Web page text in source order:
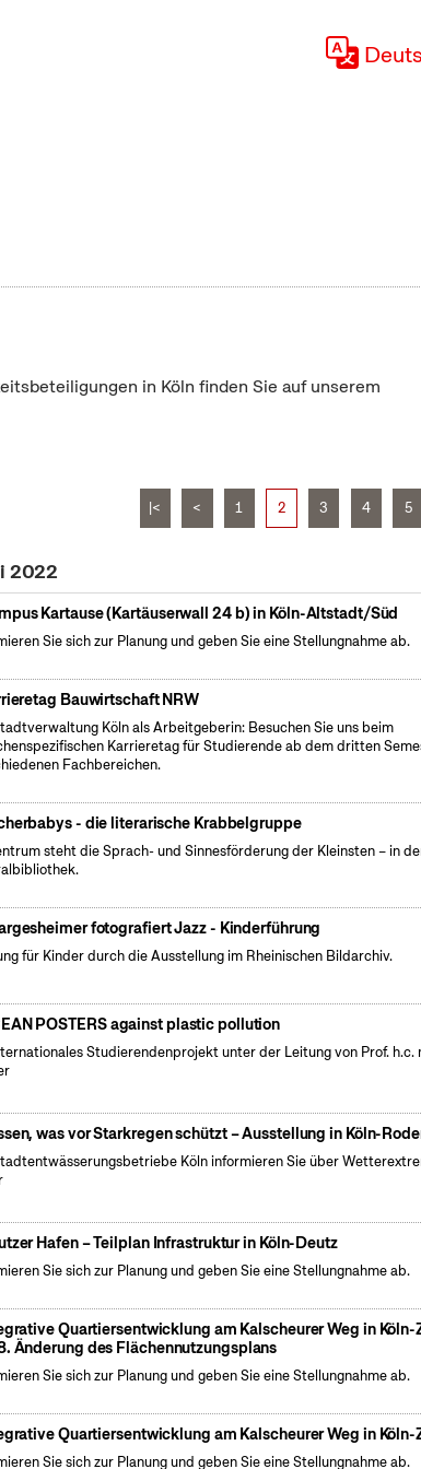
in Köln finden Sie auf unserem
|< < 1 2 3 4 5
2022
Kartause (Kartäuserwall 24 b) in Köln-Altstadt/Süd
Sie sich zur Planung und geben Sie eine Stellungnahme ab.
Bauwirtschaft NRW
Köln als Arbeitgeberin: Besuchen Sie uns beim
Karrieretag für Studierende ab dem dritten
Fachbereichen.
- die literarische Krabbelgruppe
steht die Sprach- und Sinnesförderung der Kleinsten – in
fotografiert Jazz - Kinderführung
für Kinder durch die Ausstellung im Rheinischen Bildarchiv.
POSTERS against plastic pollution
Studierendenprojekt unter der Leitung von Prof. h.c.
was vor Starkregen schützt – Ausstellung in Köln-
Köln informieren Sie über
Hafen – Teilplan Infrastruktur in Köln-Deutz
Sie sich zur Planung und geben Sie eine Stellungnahme ab.
Quartiersentwicklung am Kalscheurer Weg in
Änderung des Flächennutzungsplans
Sie sich zur Planung und geben Sie eine Stellungnahme ab.
Quartiersentwicklung am Kalscheurer Weg in
Sie sich zur Planung und geben Sie eine Stellungnahme ab.